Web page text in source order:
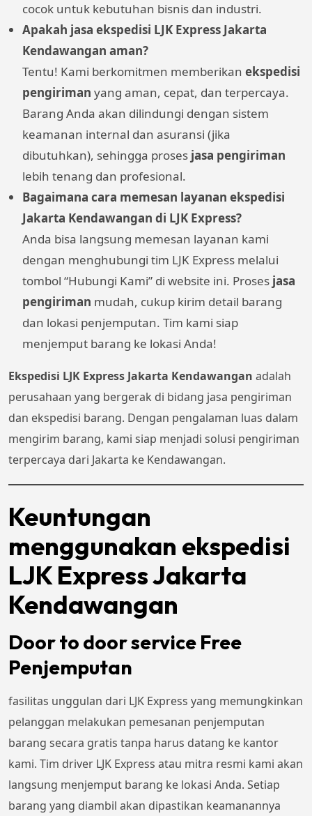
cocok untuk kebutuhan bisnis dan industri.
Apakah jasa ekspedisi LJK Express Jakarta
Kendawangan aman?
Tentu! Kami berkomitmen memberikan ekspedisi
pengiriman yang aman, cepat, dan terpercaya.
Barang Anda akan dilindungi dengan sistem
keamanan internal dan asuransi (jika
dibutuhkan), sehingga proses jasa pengiriman
lebih tenang dan profesional.
Bagaimana cara memesan layanan ekspedisi
Jakarta Kendawangan di LJK Express?
Anda bisa langsung memesan layanan kami
dengan menghubungi tim LJK Express melalui
tombol “Hubungi Kami” di website ini. Proses jasa
pengiriman mudah, cukup kirim detail barang
dan lokasi penjemputan. Tim kami siap
menjemput barang ke lokasi Anda!
Ekspedisi LJK Express Jakarta Kendawangan adalah
perusahaan yang bergerak di bidang jasa pengiriman
dan ekspedisi barang. Dengan pengalaman luas dalam
mengirim barang, kami siap menjadi solusi pengiriman
terpercaya dari Jakarta ke Kendawangan.
Keuntungan
menggunakan ekspedisi
LJK Express Jakarta
Kendawangan
Door to door service Free
Penjemputan
fasilitas unggulan dari LJK Express yang memungkinkan
pelanggan melakukan pemesanan penjemputan
barang secara gratis tanpa harus datang ke kantor
kami. Tim driver LJK Express atau mitra resmi kami akan
langsung menjemput barang ke lokasi Anda. Setiap
barang yang diambil akan dipastikan keamanannya